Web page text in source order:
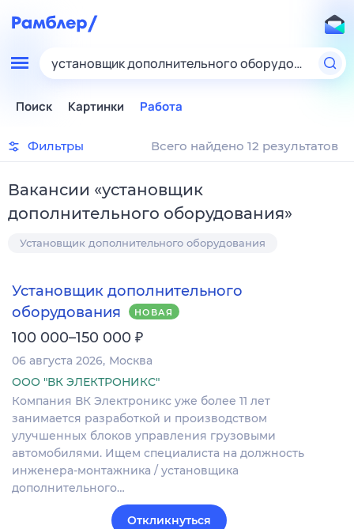
установщик дополнительного оборудования
Поиск Картинки Работа
Фильтры Всего найдено 12 результатов
Вакансии «установщик
дополнительного оборудования»
Установщик дополнительного оборудования
Установщик дополнительного
оборудования
НОВАЯ
100 000–150 000 ₽
06 августа 2026 Москва
ООО "ВК ЭЛЕКТРОНИКС"
Компания ВК Электроникс уже более 11 лет
занимается разработкой и производством
улучшенных блоков управления грузовыми
автомобилями. Ищем специалиста на должность
инженера-монтажника / установщика
дополнительного…
Откликнуться